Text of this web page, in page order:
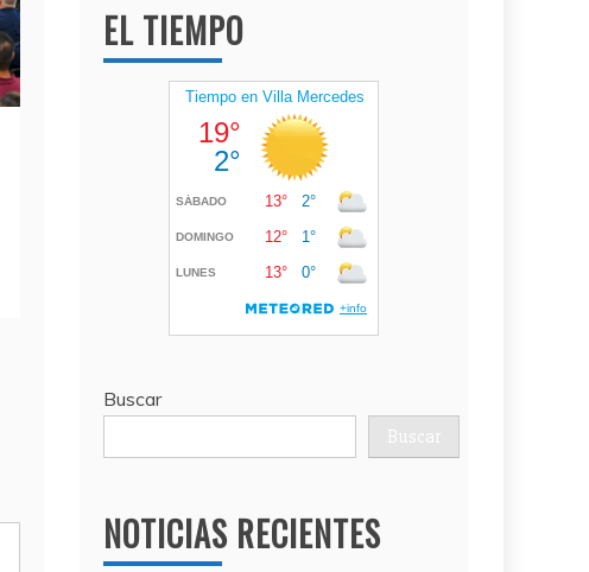
EL TIEMPO
Buscar
Buscar
NOTICIAS RECIENTES